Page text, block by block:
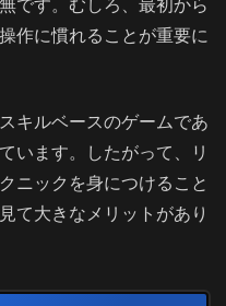
です。むしろ、最初から
作に慣れることが重要に
キルベースのゲームであ
います。したがって、リ
ニックを身につけること
て大きなメリットがあり